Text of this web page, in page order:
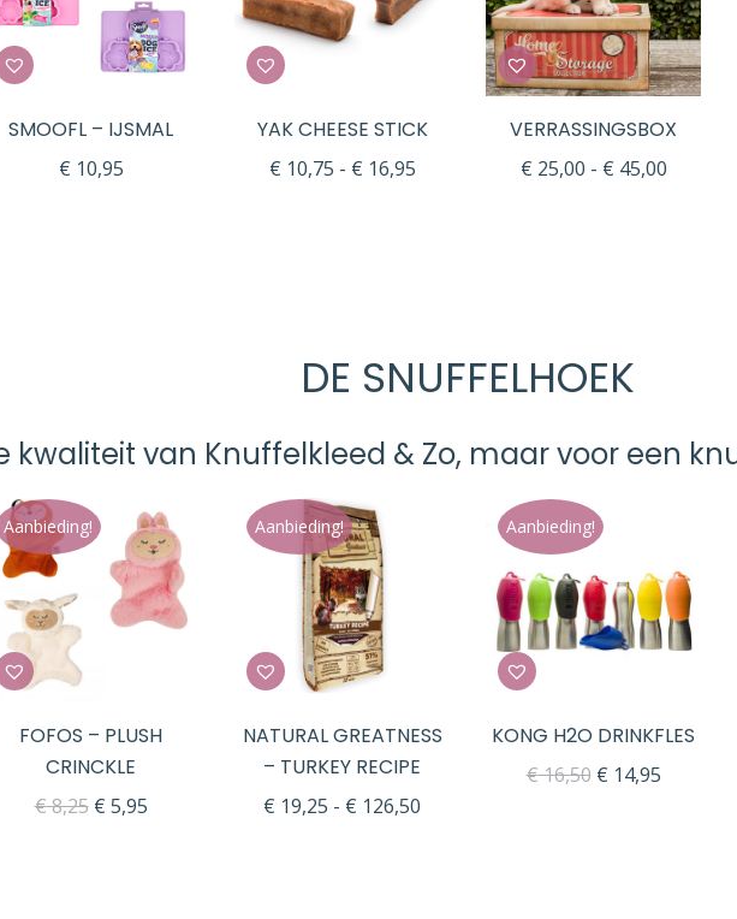
SMOOFL – IJSMAL
€ 10,95
YAK CHEESE STICK
€ 10,75 - € 16,95Prijsklasse:
VERRASSINGSBOX
€ 25,00 - € 45,00
DE SNUFFELHOEK
kwaliteit van Knuffelkleed & Zo, maar voor een
Aanbieding!
FOFOS – PLUSH
CRINCKLE
€8,25 Oorspronkelijke
€ 5,95Huidige
Aanbieding!
NATURAL GREATNESS
– TURKEY RECIPE
€ 19,25 - € 126,50
Aanbieding!
KONG H2O DRINKFLES
€16,50 Oorspronkelijke
€ 14,95Huidige